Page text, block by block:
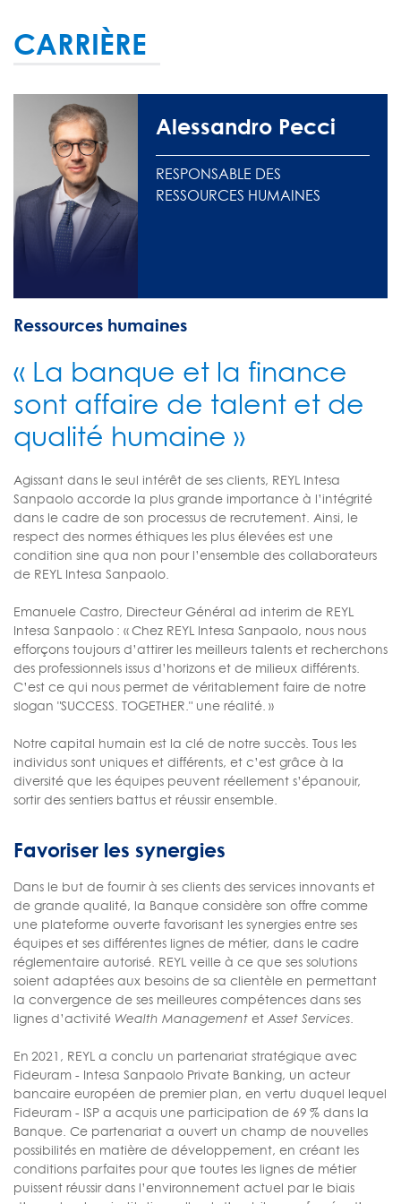
CARRIÈRE
Alessandro Pecci
RESPONSABLE DES
RESSOURCES HUMAINES
Ressources humaines
« La banque et la finance
sont affaire de talent et de
qualité humaine »
Agissant dans le seul intérêt de ses clients, REYL Intesa
Sanpaolo accorde la plus grande importance à l’intégrité
dans le cadre de son processus de recrutement. Ainsi, le
respect des normes éthiques les plus élevées est une
condition sine qua non pour l’ensemble des collaborateurs
de REYL Intesa Sanpaolo.
Emanuele Castro, Directeur Général ad interim de REYL
Intesa Sanpaolo : « Chez REYL Intesa Sanpaolo, nous nous
efforçons toujours d’attirer les meilleurs talents et recherchons
des professionnels issus d’horizons et de milieux différents.
C’est ce qui nous permet de véritablement faire de notre
slogan "SUCCESS. TOGETHER." une réalité. »
Notre capital humain est la clé de notre succès. Tous les
individus sont uniques et différents, et c’est grâce à la
diversité que les équipes peuvent réellement s’épanouir,
sortir des sentiers battus et réussir ensemble.
Favoriser les synergies
Dans le but de fournir à ses clients des services innovants et
de grande qualité, la Banque considère son offre comme
une plateforme ouverte favorisant les synergies entre ses
équipes et ses différentes lignes de métier, dans le cadre
réglementaire autorisé. REYL veille à ce que ses solutions
soient adaptées aux besoins de sa clientèle en permettant
la convergence de ses meilleures compétences dans ses
lignes d’activité Wealth Management et Asset Services
En 2021, REYL a conclu un partenariat stratégique avec
Fideuram - Intesa Sanpaolo Private Banking, un acteur
bancaire européen de premier plan, en vertu duquel lequel
Fideuram - ISP a acquis une participation de 69 % dans la
Banque. Ce partenariat a ouvert un champ de nouvelles
possibilités en matière de développement, en créant les
conditions parfaites pour que toutes les lignes de métier
puissent réussir dans l’environnement actuel par le biais